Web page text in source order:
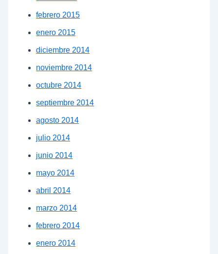
febrero 2015
enero 2015
diciembre 2014
noviembre 2014
octubre 2014
septiembre 2014
agosto 2014
julio 2014
junio 2014
mayo 2014
abril 2014
marzo 2014
febrero 2014
enero 2014